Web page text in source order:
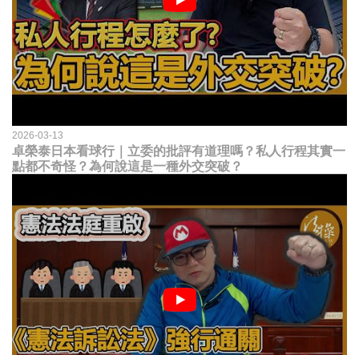
2026-03-13
卓榮泰日本看球行｜立委的批評有道理嗎？私人行程其實一
點都不奇怪？為何說這是一種外交突破？